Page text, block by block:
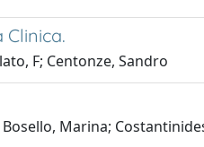
F; Centonze, Sandro
Marina;